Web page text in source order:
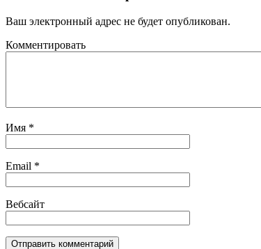
Ваш электронный адрес не будет опубликован.
Комментировать
Имя *
Email *
Вебсайт